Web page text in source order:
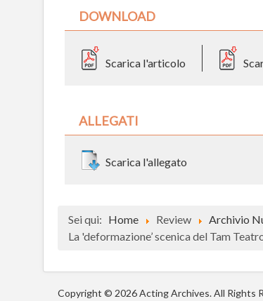
DOWNLOAD
Scarica l'articolo
ALLEGATI
Scarica l'allegato
Sei qui: Home Review Archivio
La 'deformazione’ scenica del Tam
Copyright © 2026 Acting Archives. All Rights